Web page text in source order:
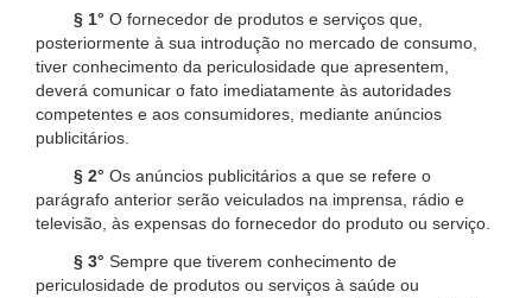
§ 1° O fornecedor de produtos e serviços que,
posteriormente à sua introdução no mercado de consumo,
tiver conhecimento da periculosidade que apresentem,
deverá comunicar o fato imediatamente às autoridades
competentes e aos consumidores, mediante anúncios
publicitários.
§ 2° Os anúncios publicitários a que se refere o
parágrafo anterior serão veiculados na imprensa, rádio e
televisão, às expensas do fornecedor do produto ou serviço.
§ 3° Sempre que tiverem conhecimento de
periculosidade de produtos ou serviços à saúde ou